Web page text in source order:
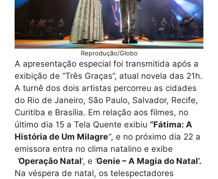
Reprodução/Globo
A apresentação especial foi transmitida após a
exibição de “Três Graças”, atual novela das 21h.
A turnê dos dois artistas percorreu as cidades
do Rio de Janeiro, São Paulo, Salvador, Recife,
Curitiba e Brasília. Em relação aos filmes, no
último dia 15 a Tela Quente exibiu “Fátima: A
História de Um Milagre“, e no próximo dia 22 a
emissora entra no clima natalino e exibe
‘Operação Natal‘, e ‘Genie – A Magia do Natal’.
Na véspera de natal, os telespectadores